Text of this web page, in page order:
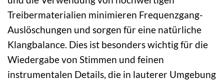
Treibermaterialien minimieren Frequenzgang-
Auslöschungen und sorgen für eine natürliche
Klangbalance. Dies ist besonders wichtig für die
Wiedergabe von Stimmen und feinen
instrumentalen Details, die in lauterer Umgebung